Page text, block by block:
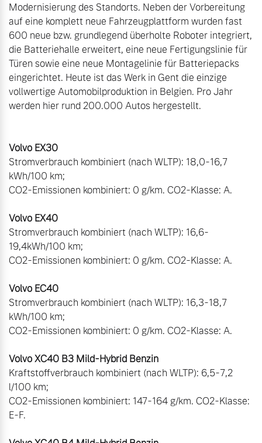
Modernisierung des Standorts. Neben der Vorbereitung
auf eine komplett neue Fahrzeugplattform wurden fast
600 neue bzw. grundlegend überholte Roboter integriert,
die Batteriehalle erweitert, eine neue Fertigungslinie für
Türen sowie eine neue Montagelinie für Batteriepacks
eingerichtet. Heute ist das Werk in Gent die einzige
vollwertige Automobilproduktion in Belgien. Pro Jahr
werden hier rund 200.000 Autos hergestellt.
Stromverbrauch kombiniert (nach WLTP): 18,0-16,7
kWh/100 km;
CO2-Emissionen kombiniert: 0 g/km. CO2-Klasse: A.
Stromverbrauch kombiniert (nach WLTP): 16,6-
19,4kWh/100 km;
CO2-Emissionen kombiniert: 0 g/km. CO2-Klasse: A.
Stromverbrauch kombiniert (nach WLTP): 16,3-18,7
kWh/100 km;
CO2-Emissionen kombiniert: 0 g/km. CO2-Klasse: A.
Kraftstoffverbrauch kombiniert (nach WLTP): 6,5-7,2
l/100 km;
CO2-Emissionen kombiniert: 147-164 g/km. CO2-Klasse:
E-F.